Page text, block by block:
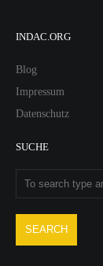
INDAC.ORG
Blog
Impressum
Datenschutz
SUCHE